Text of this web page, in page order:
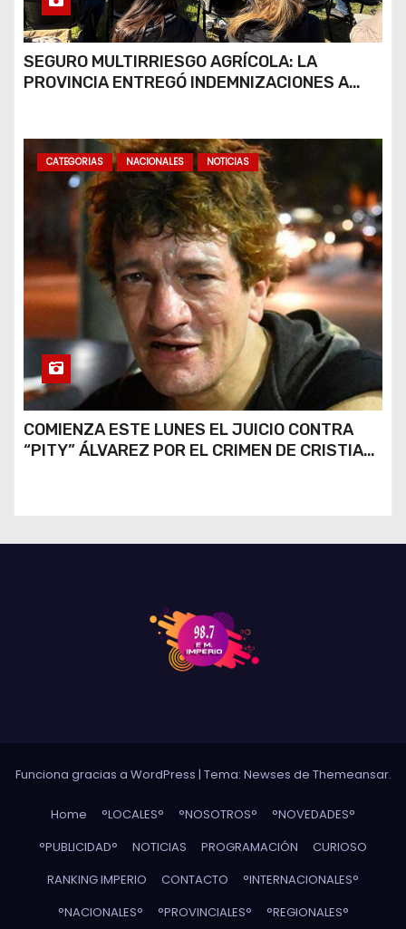
SEGURO MULTIRRIESGO AGRÍCOLA: LA
PROVINCIA ENTREGÓ INDEMNIZACIONES A
CATEGORIAS NACIONALES NOTICIAS
COMIENZA ESTE LUNES EL JUICIO CONTRA
“PITY” ÁLVAREZ POR EL CRIMEN DE CRISTIAN
Funciona gracias a WordPress | Tema: Newses de Themeansar.
Home °LOCALES° °NOSOTROS°
°NOVEDADES°
°PUBLICIDAD°
NOTICIAS PROGRAMACIÓN
CURIOSO
RANKING IMPERIO
CONTACTO
°INTERNACIONALES°
°NACIONALES°
°PROVINCIALES° °REGIONALES°